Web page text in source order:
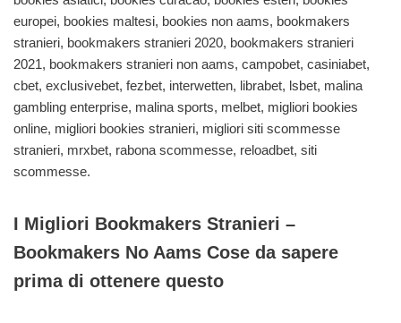
europei, bookies maltesi, bookies non aams, bookmakers
stranieri, bookmakers stranieri 2020, bookmakers stranieri
2021, bookmakers stranieri non aams, campobet, casiniabet,
cbet, exclusivebet, fezbet, interwetten, librabet, lsbet, malina
gambling enterprise, malina sports, melbet, migliori bookies
online, migliori bookies stranieri, migliori siti scommesse
stranieri, mrxbet, rabona scommesse, reloadbet, siti
scommesse.
I Migliori Bookmakers Stranieri –
Bookmakers No Aams Cose da sapere
prima di ottenere questo